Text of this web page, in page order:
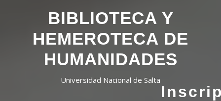
BIBLIOTECA Y
HEMEROTECA DE
HUMANIDADES
Universidad Nacional de Salta